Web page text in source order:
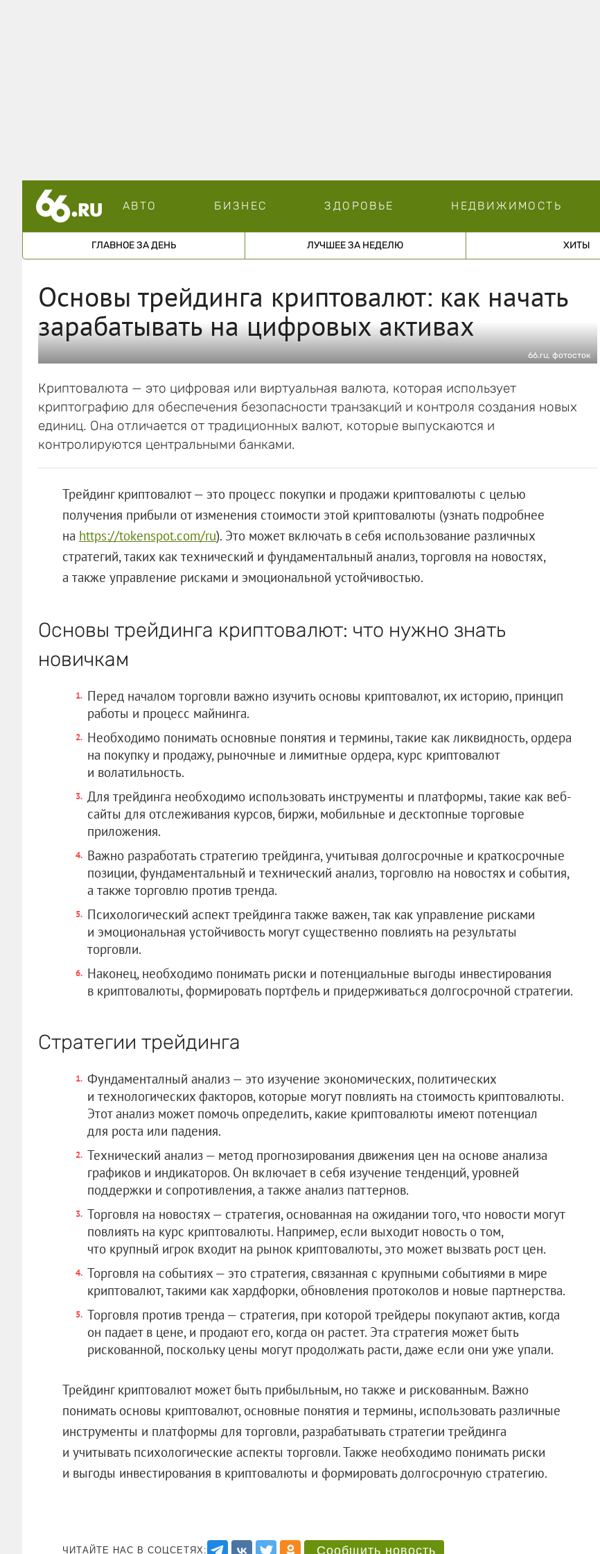
АВТО БИЗНЕС ЗДОРОВЬЕ НЕДВИЖИМОСТЬ
ГЛАВНОЕ ЗА ДЕНЬ ЛУЧШЕЕ ЗА НЕДЕЛЮ ХИТЫ
Основы трейдинга криптовалют: как начать
зарабатывать на цифровых активах
66.ru, фотосток
Криптовалюта — это цифровая или виртуальная валюта, которая использует
криптографию для обеспечения безопасности транзакций и контроля создания новых
единиц. Она отличается от традиционных валют, которые выпускаются и
контролируются центральными банками.
Трейдинг криптовалют — это процесс покупки и продажи криптовалюты с целью
получения прибыли от изменения стоимости этой криптовалюты (узнать подробнее
на https://tokenspot.com/ru). Это может включать в себя использование различных
стратегий, таких как технический и фундаментальный анализ, торговля на новостях,
а также управление рисками и эмоциональной устойчивостью.
Основы трейдинга криптовалют: что нужно знать
новичкам
Перед началом торговли важно изучить основы криптовалют, их историю, принцип
работы и процесс майнинга.
Необходимо понимать основные понятия и термины, такие как ликвидность, ордера
на покупку и продажу, рыночные и лимитные ордера, курс криптовалют
и волатильность.
Для трейдинга необходимо использовать инструменты и платформы, такие как веб-
сайты для отслеживания курсов, биржи, мобильные и десктопные торговые
приложения.
Важно разработать стратегию трейдинга, учитывая долгосрочные и краткосрочные
позиции, фундаментальный и технический анализ, торговлю на новостях и события,
а также торговлю против тренда.
Психологический аспект трейдинга также важен, так как управление рисками
и эмоциональная устойчивость могут существенно повлиять на результаты
торговли.
Наконец, необходимо понимать риски и потенциальные выгоды инвестирования
в криптовалюты, формировать портфель и придерживаться долгосрочной стратегии.
Стратегии трейдинга
Фундаменталный анализ — это изучение экономических, политических
и технологических факторов, которые могут повлиять на стоимость криптовалюты.
Этот анализ может помочь определить, какие криптовалюты имеют потенциал
для роста или падения.
Технический анализ — метод прогнозирования движения цен на основе анализа
графиков и индикаторов. Он включает в себя изучение тенденций, уровней
поддержки и сопротивления, а также анализ паттернов.
Торговля на новостях — стратегия, основанная на ожидании того, что новости могут
повлиять на курс криптовалюты. Например, если выходит новость о том,
что крупный игрок входит на рынок криптовалюты, это может вызвать рост цен.
Торговля на событиях — это стратегия, связанная с крупными событиями в мире
криптовалют, такими как хардфорки, обновления протоколов и новые партнерства.
Торговля против тренда — стратегия, при которой трейдеры покупают актив, когда
он падает в цене, и продают его, когда он растет. Эта стратегия может быть
рискованной, поскольку цены могут продолжать расти, даже если они уже упали.
Трейдинг криптовалют может быть прибыльным, но также и рискованным. Важно
понимать основы криптовалют, основные понятия и термины, использовать различные
инструменты и платформы для торговли, разрабатывать стратегии трейдинга
и учитывать психологические аспекты торговли. Также необходимо понимать риски
и выгоды инвестирования в криптовалюты и формировать долгосрочную стратегию.
ЧИТАЙТЕ НАС В СОЦСЕТЯХ: Сообщить новость